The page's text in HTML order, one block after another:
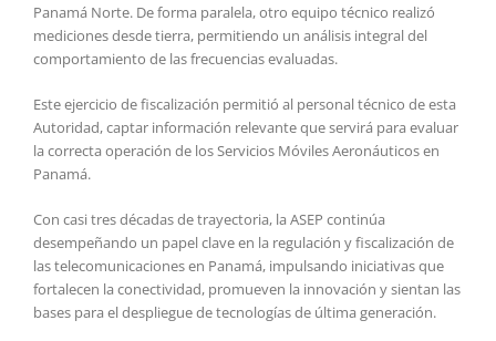
Panamá Norte. De forma paralela, otro equipo técnico realizó
mediciones desde tierra, permitiendo un análisis integral del
comportamiento de las frecuencias evaluadas.
Este ejercicio de fiscalización permitió al personal técnico de esta
Autoridad, captar información relevante que servirá para evaluar
la correcta operación de los Servicios Móviles Aeronáuticos en
Panamá.
Con casi tres décadas de trayectoria, la ASEP continúa
desempeñando un papel clave en la regulación y fiscalización de
las telecomunicaciones en Panamá, impulsando iniciativas que
fortalecen la conectividad, promueven la innovación y sientan las
bases para el despliegue de tecnologías de última generación.